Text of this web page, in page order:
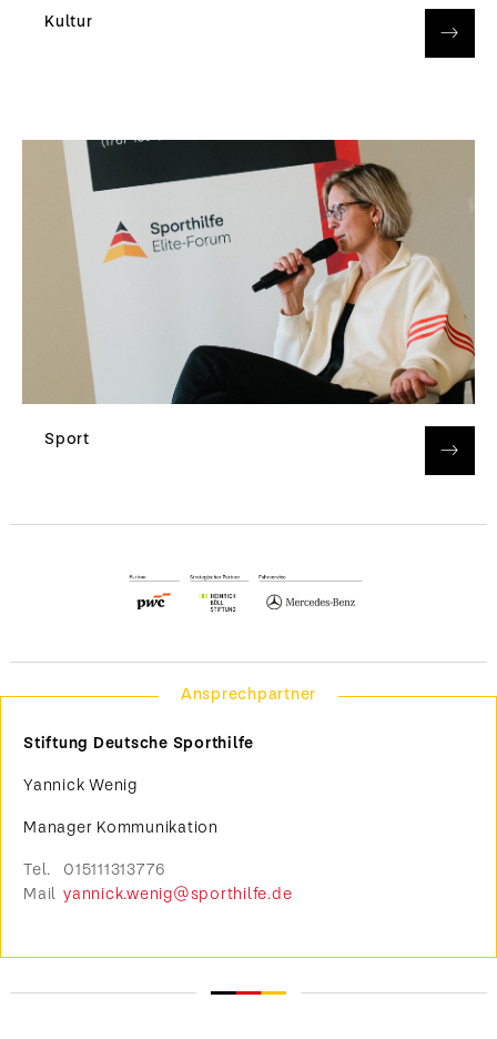
Kultur
Sport
Ansprechpartner
Stiftung Deutsche Sporthilfe
Yannick Wenig
Manager Kommunikation
Tel.
015111313776
Mail yannick.wenig@sporthilfe.de